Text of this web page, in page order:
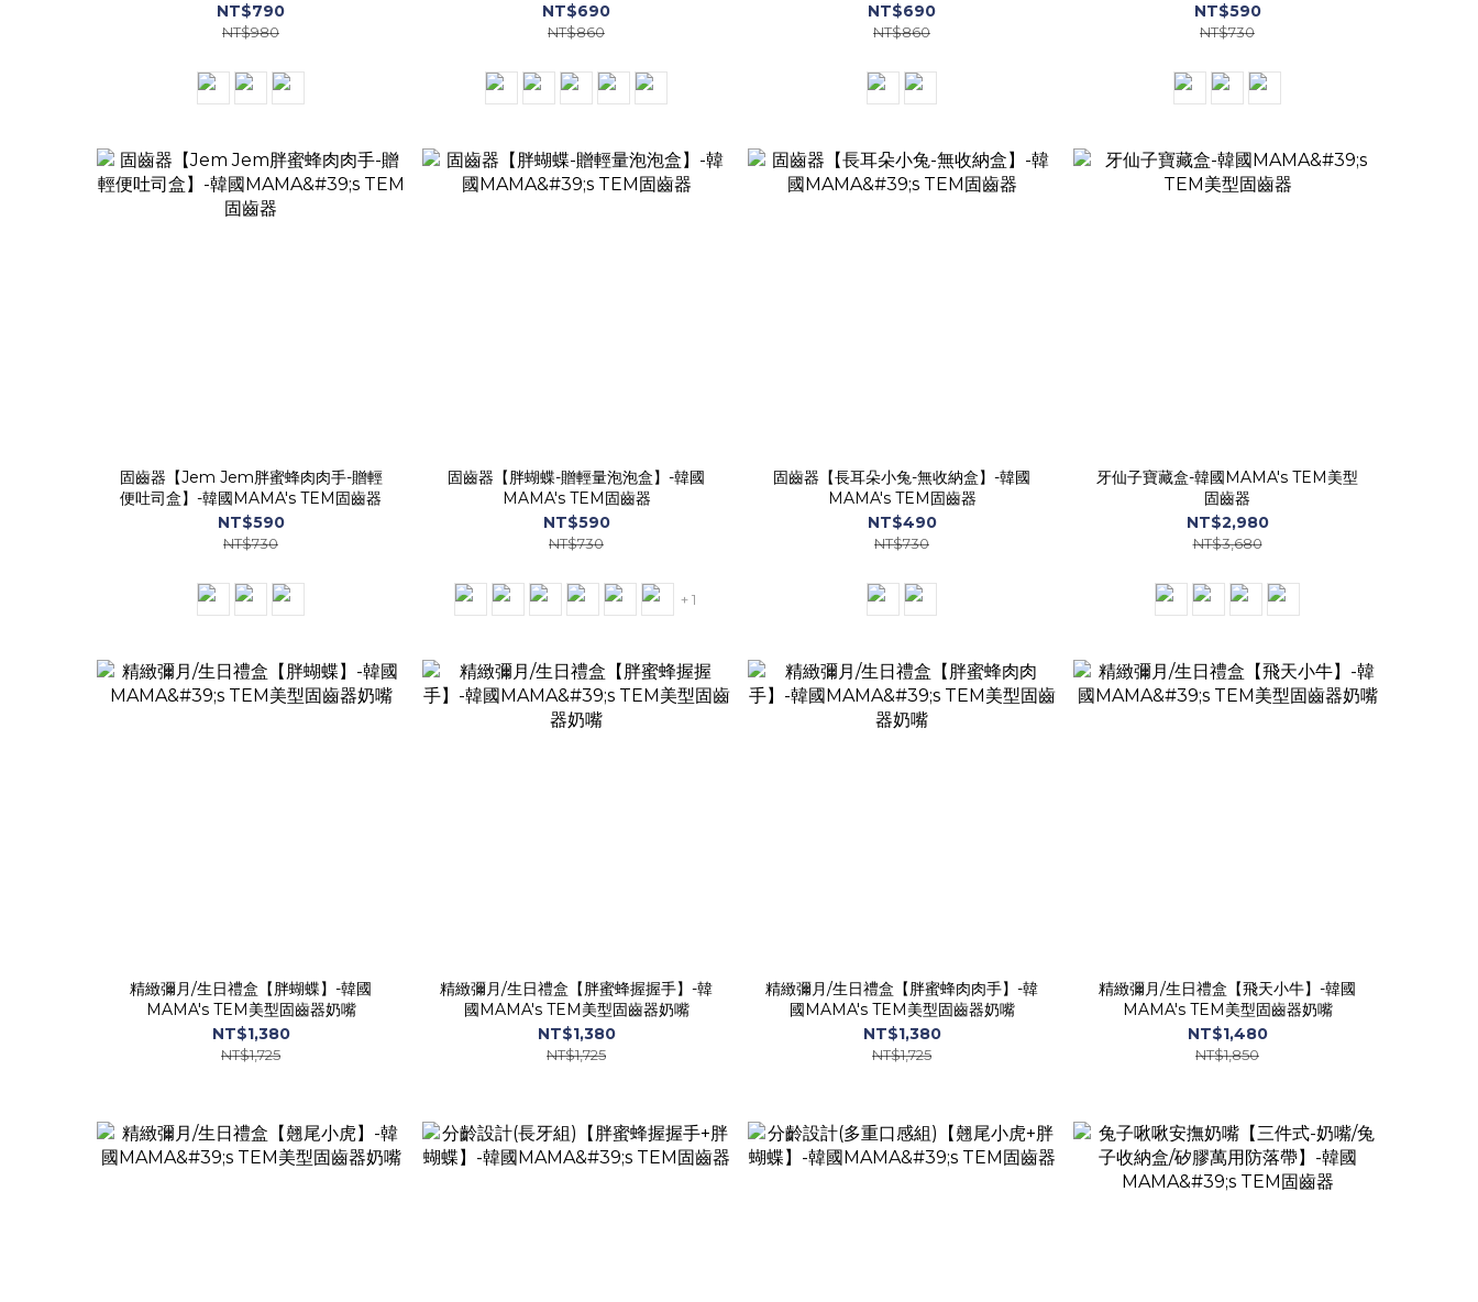
NT$790
NT$980
NT$690
NT$860
NT$690
NT$860
NT$590
NT$730
固齒器【Jem Jem胖蜜蜂肉肉手-贈輕
便吐司盒】-韓國MAMA's TEM固齒器
NT$590
NT$730
固齒器【胖蝴蝶-贈輕量泡泡盒】-韓國
MAMA's TEM固齒器
NT$590
NT$730
+ 1
固齒器【長耳朵小兔-無收納盒】-韓國
MAMA's TEM固齒器
NT$490
NT$730
牙仙子寶藏盒-韓國MAMA's TEM美型
固齒器
NT$2,980
NT$3,680
精緻彌月/生日禮盒【胖蝴蝶】-韓國
MAMA's TEM美型固齒器奶嘴
NT$1,380
NT$1,725
精緻彌月/生日禮盒【胖蜜蜂握握手】-韓
國MAMA's TEM美型固齒器奶嘴
NT$1,380
NT$1,725
精緻彌月/生日禮盒【胖蜜蜂肉肉手】-韓
國MAMA's TEM美型固齒器奶嘴
NT$1,380
NT$1,725
精緻彌月/生日禮盒【飛天小牛】-韓國
MAMA's TEM美型固齒器奶嘴
NT$1,480
NT$1,850